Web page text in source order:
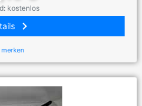
kostenlos
keyboard_arrow_right
merken